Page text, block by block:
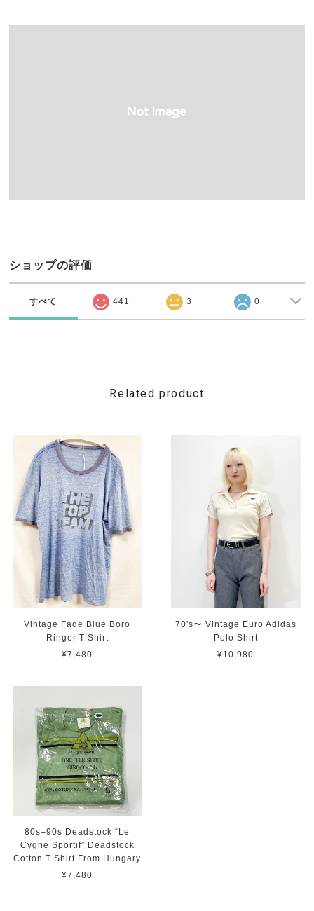
ショップの評価
すべて 441 3 0
Related product
Vintage Fade Blue Boro
Ringer T Shirt
¥7,480
70's〜 Vintage Euro Adidas
Polo Shirt
¥10,980
80s–90s Deadstock “Le
Cygne Sportif” Deadstock
Cotton T Shirt From Hungary
¥7,480